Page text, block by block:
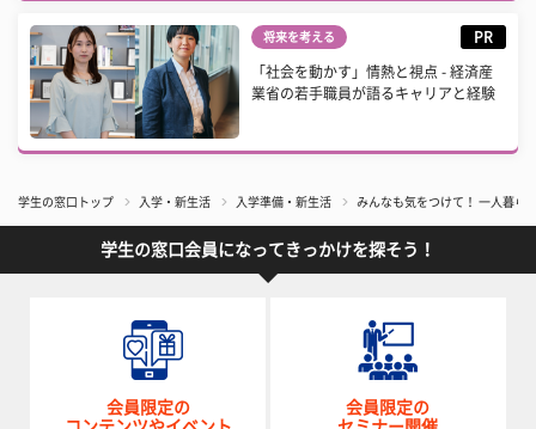
将来を考える PR
「社会を動かす」情熱と視点 - 経済産
業省の若手職員が語るキャリアと経験
学生の窓口トップ 入学・新生活 入学準備・新生活 みんなも気をつけて！ 一人暮
学生の窓口会員になってきっかけを探そう！
会員限定の
会員限定の